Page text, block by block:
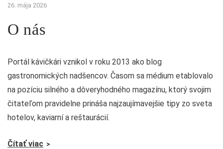
26. mája 2026
O nás
Portál kávičkári vznikol v roku 2013 ako blog
gastronomických nadšencov. Časom sa médium etablovalo
na pozíciu silného a dôveryhodného magazínu, ktorý svojim
čitateľom pravidelne prináša najzaujímavejšie tipy zo sveta
hotelov, kaviarní a reštaurácií.
Čítať viac